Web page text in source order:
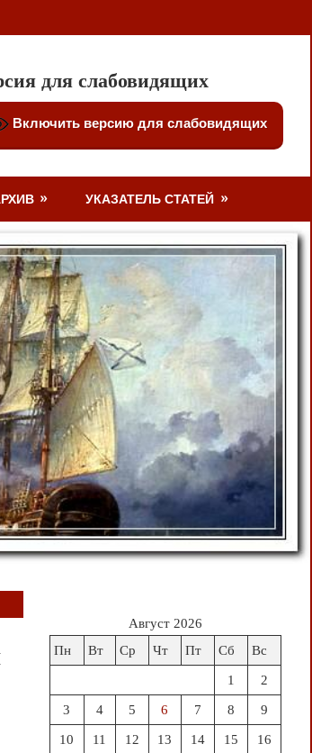
для слабовидящих
Включить версию для слабовидящих
УКАЗАТЕЛЬ СТАТЕЙ
Август 2026
Пн
Вт Ср Чт Пт Сб Вс
1 2
3 4 5 6 7 8 9
10 11 12 13 14 15 16